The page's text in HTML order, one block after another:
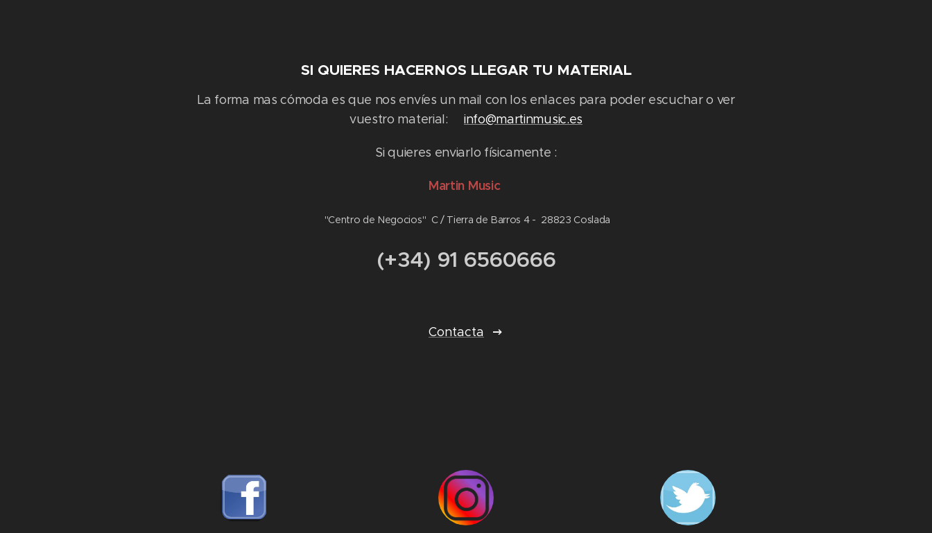
SI QUIERES HACERNOS LLEGAR TU MATERIAL
La forma mas cómoda es que nos envíes un mail con los enlaces para poder escuchar o ver
vuestro material:info@martinmusic.es
Si quieres enviarlo físicamente :
Martin Music
"Centro de Negocios" C / Tierra de Barros 4 - 28823 Coslada
(+34) 91 6560666
Contacta